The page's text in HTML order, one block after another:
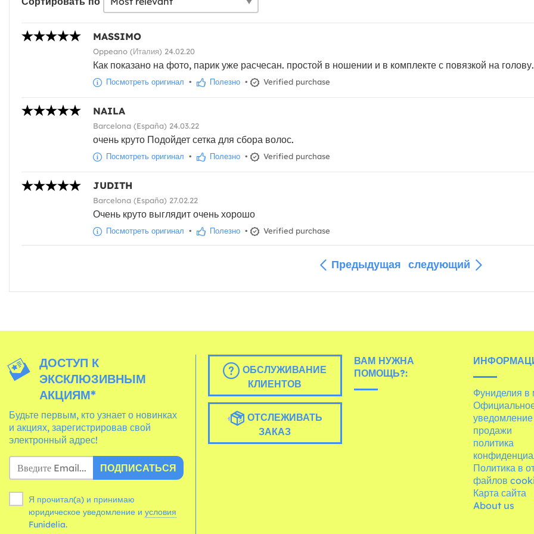
MASSIMO
Oppeano (Италия) 24.02.20
Как показано на фото, парик уже расчесан. простой в ношении и в комплекте с повязкой на голову.
Посмотреть оригинал • Полезно • Verified purchase
NAILA
Barcelona (España) 24.03.22
очень круто Подойдет сетка для сбора волос.
Посмотреть оригинал • Полезно • Verified purchase
JUDITH
Barcelona (España) 27.02.22
Очень круто выглядит очень хорошо
Посмотреть оригинал • Полезно • Verified purchase
Предыдущая следующий
ДОСТУП К
ЭКСКЛЮЗИВНЫМ
АКЦИЯМ*
Будьте первым, кто узнает о новинках
и акциях, зарегистрировав свой
электронный адрес!
ПОДПИСАТЬСЯ
Я прочитал(а) и принимаю
юридическое уведомление и условия
Funidelia.
ОБСЛУЖИВАНИЕ
КЛИЕНТОВ
ОТСЛЕЖИВАТЬ
ЗАКАЗ
ВАМ НУЖНА
ПОМОЩЬ?:
Фуниделия в
продажи
политика
Политика в
файлов
Карта сайта
About us